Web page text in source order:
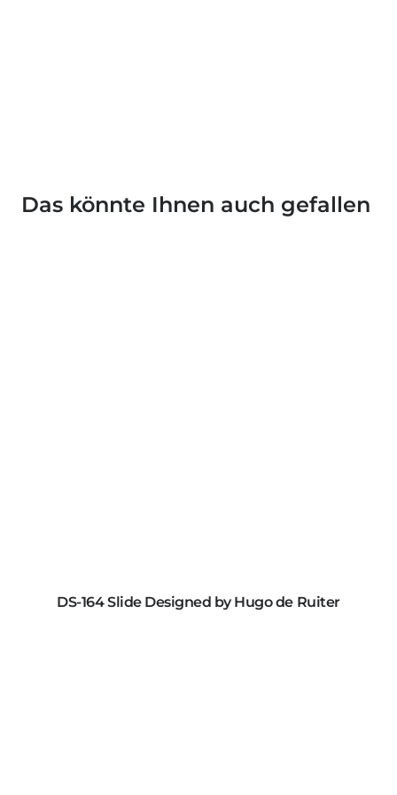
Das könnte Ihnen auch gefallen
DS-164 Slide Designed by Hugo de Ruiter